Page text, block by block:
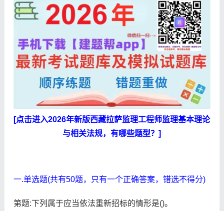
[点击进入2026年新版西藏拉萨监理工程师监理基本理论
与相关法规，有哪些题型？]
一.单选题(共有50题，只有一个正确答案，错选不得分)
第题:下列属于应当依法重新招标的情形是()。